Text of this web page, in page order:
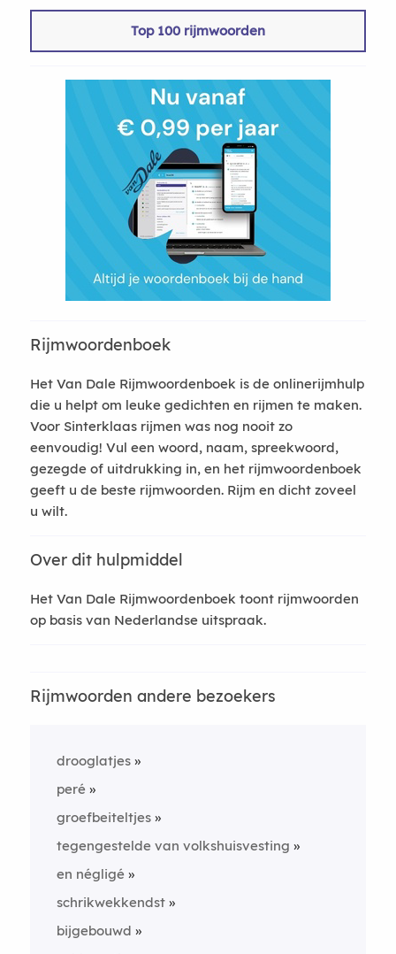
Top 100 rijmwoorden
Rijmwoordenboek
Het Van Dale Rijmwoordenboek is de onlinerijmhulp
die u helpt om leuke gedichten en rijmen te maken.
Voor Sinterklaas rijmen was nog nooit zo
eenvoudig! Vul een woord, naam, spreekwoord,
gezegde of uitdrukking in, en het rijmwoordenboek
geeft u de beste rijmwoorden. Rijm en dicht zoveel
u wilt.
Over dit hulpmiddel
Het Van Dale Rijmwoordenboek toont rijmwoorden
op basis van Nederlandse uitspraak.
Rijmwoorden andere bezoekers
drooglatjes
peré
groefbeiteltjes
tegengestelde van volkshuisvesting
en négligé
schrikwekkendst
bijgebouwd